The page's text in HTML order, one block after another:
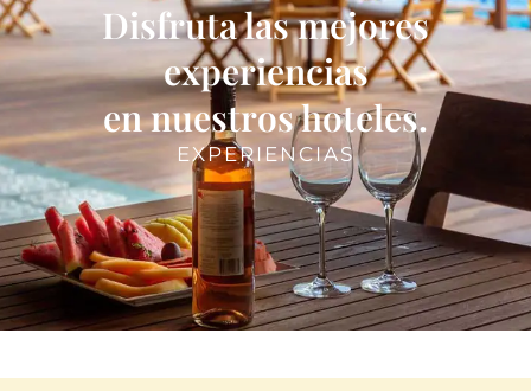
Disfruta las mejores
experiencias
en nuestros hoteles.
EXPERIENCIAS